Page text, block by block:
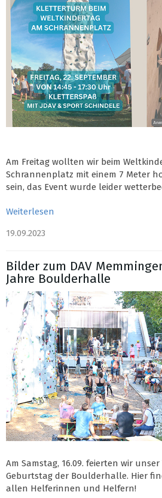
Am Freitag wollten wir beim
Schrannenplatz mit einem 7 Meter
sein, das Event wurde leider
Weiterlesen
19.09.2023
Bilder zum DAV
Jahre Boulderhalle
Am Samstag, 16.09. feierten wir
Geburtstag der Boulderhalle. Hier
allen Helferinnen und Helfern!